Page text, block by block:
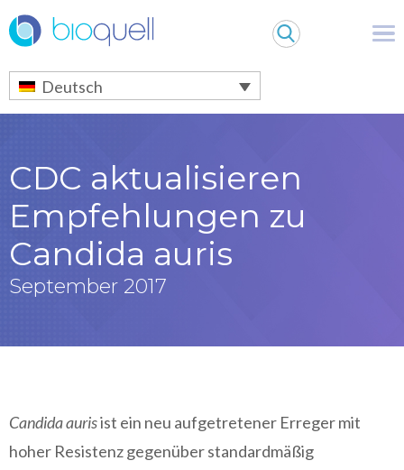
Warning: Undefined array key 0 in
/bitnami/wordpress/wp-
content/themes/Bioquell/header.php
on line79
Deutsch
CDC aktualisieren
Empfehlungen zu
Candida auris
September 2017
Candida aurisist ein neu aufgetretener Erreger mit
hoher Resistenz gegenüber standardmäßig